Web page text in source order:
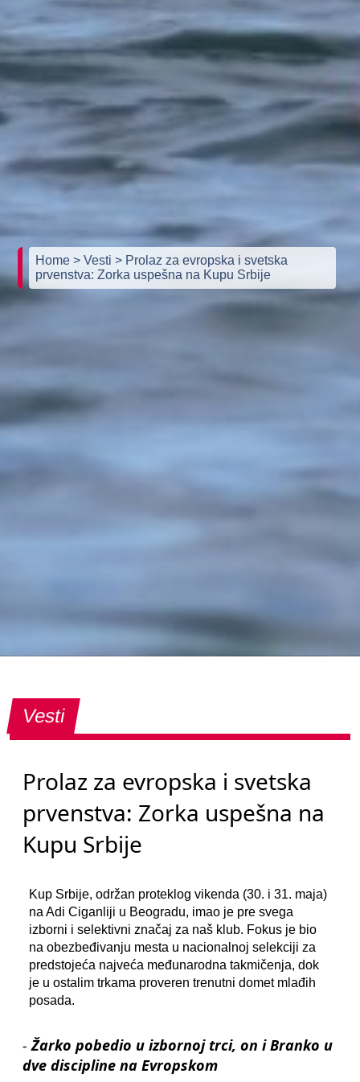
Home> Vesti> Prolaz za evropska i svetska
prvenstva: Zorka uspešna na Kupu Srbije
Vesti
Prolaz za evropska i svetska
prvenstva: Zorka uspešna na
Kupu Srbije
Kup Srbije, održan proteklog vikenda (30. i 31. maja)
na Adi Ciganliji u Beogradu, imao je pre svega
izborni i selektivni značaj za naš klub. Fokus je bio
na obezbeđivanju mesta u nacionalnoj selekciji za
predstojeća najveća međunarodna takmičenja, dok
je u ostalim trkama proveren trenutni domet mlađih
posada.
-Žarko pobedio u izbornoj trci, on i Branko u
dve discipline na Evropskom